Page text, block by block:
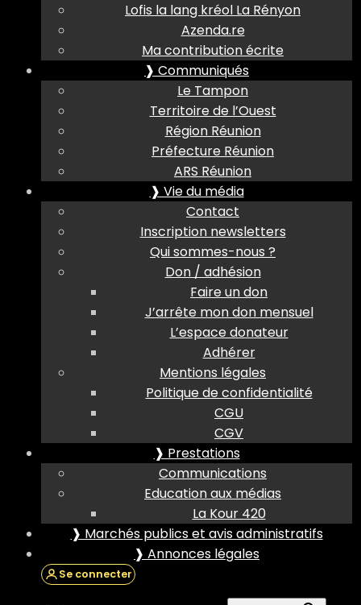
Lofis la lang kréol La Rényon
Azenda.re
Ma contribution écrite
❱ Communiqués
Le Tampon
Territoire de l’Ouest
Région Réunion
Préfecture Réunion
ARS Réunion
❱ Vie du média
Contact
Inscription newsletters
Qui sommes-nous ?
Don / adhésion
Faire un don
J’arrête mon don mensuel
L’espace donateur
Adhérer
Mentions légales
Politique de confidentialité
CGU
CGV
❱ Prestations
Communications
Education aux médias
La Kour 420
❱ Marchés publics et avis administratifs
❱ Annonces légales
Se connecter